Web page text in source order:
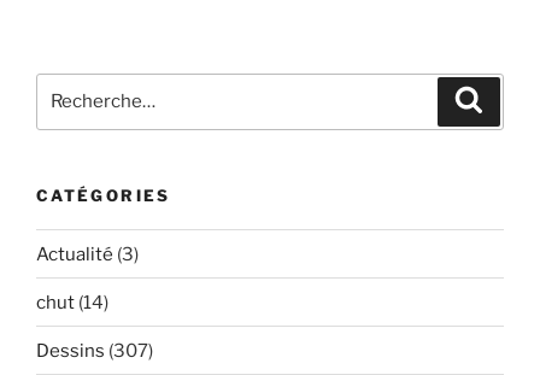
pour
CATÉGORIES
Actualité (3)
chut (14)
Dessins (307)